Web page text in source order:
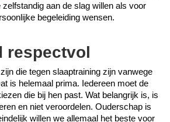
aan de slag willen als voor
begeleiding wensen.
respectvol
die tegen slaaptraining zijn vanwege
is helemaal prima. Iedereen moet de
die bij hen past. Wat belangrijk is, is
en niet veroordelen. Ouderschap is
willen we allemaal het beste voor